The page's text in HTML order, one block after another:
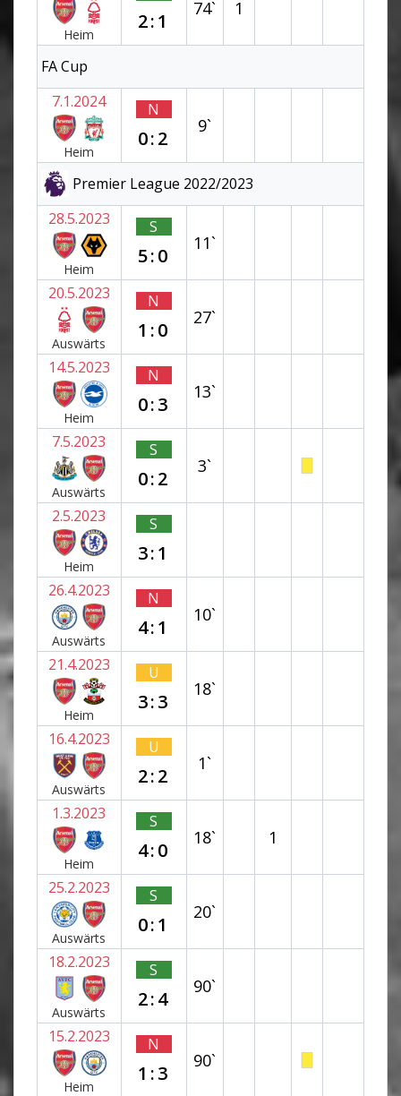
Heim
2:1
74` 1
FA Cup
7.1.2024
Heim
N
0:2
9`
Premier League 2022/2023
28.5.2023
Heim
S
5:0
11`
20.5.2023
Auswärts
N
1:0
27`
14.5.2023
Heim
N
0:3
13`
7.5.2023
Auswärts
S
0:2
3`
2.5.2023
Heim
S
3:1
26.4.2023
Auswärts
N
4:1
10`
21.4.2023
Heim
U
3:3
18`
16.4.2023
Auswärts
U
2:2
1`
1.3.2023
Heim
S
4:0
18` 1
25.2.2023
Auswärts
S
0:1
20`
18.2.2023
Auswärts
S
2:4
90`
15.2.2023
Heim
N
1:3
90`